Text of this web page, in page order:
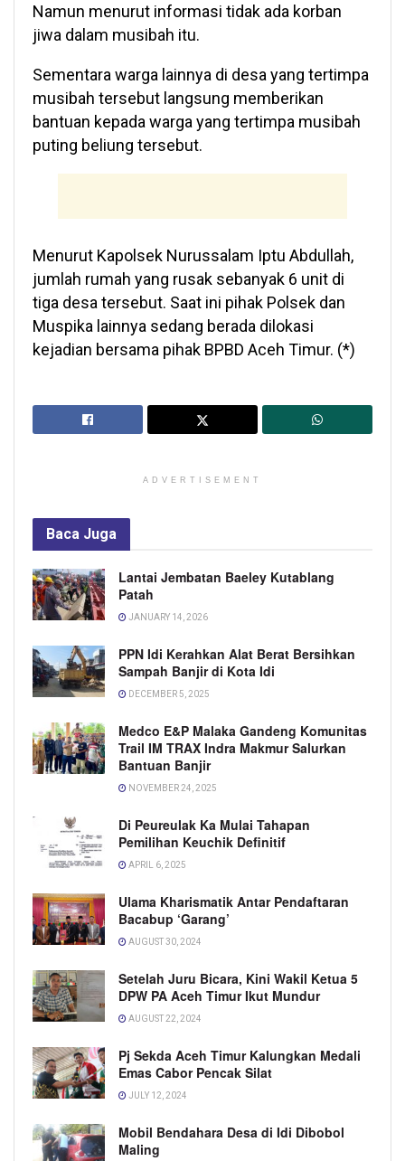
Namun menurut informasi tidak ada korban
jiwa dalam musibah itu.
Sementara warga lainnya di desa yang tertimpa
musibah tersebut langsung memberikan
bantuan kepada warga yang tertimpa musibah
puting beliung tersebut.
Menurut Kapolsek Nurussalam Iptu Abdullah,
jumlah rumah yang rusak sebanyak 6 unit di
tiga desa tersebut. Saat ini pihak Polsek dan
Muspika lainnya sedang berada dilokasi
kejadian bersama pihak BPBD Aceh Timur. (*)
ADVERTISEMENT
Baca Juga
Lantai Jembatan Baeley Kutablang
Patah
JANUARY 14, 2026
PPN Idi Kerahkan Alat Berat Bersihkan
Sampah Banjir di Kota Idi
DECEMBER 5, 2025
Medco E&P Malaka Gandeng Komunitas
Trail IM TRAX Indra Makmur Salurkan
Bantuan Banjir
NOVEMBER 24, 2025
Di Peureulak Ka Mulai Tahapan
Pemilihan Keuchik Definitif
APRIL 6, 2025
Ulama Kharismatik Antar Pendaftaran
Bacabup ‘Garang’
AUGUST 30, 2024
Setelah Juru Bicara, Kini Wakil Ketua 5
DPW PA Aceh Timur Ikut Mundur
AUGUST 22, 2024
Pj Sekda Aceh Timur Kalungkan Medali
Emas Cabor Pencak Silat
JULY 12, 2024
Mobil Bendahara Desa di Idi Dibobol
Maling